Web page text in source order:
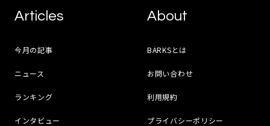
Articles
今月の記事
ニュース
ランキング
インタビュー
About
BARKSとは
お問い合わせ
利用規約
プライバシーポリシー